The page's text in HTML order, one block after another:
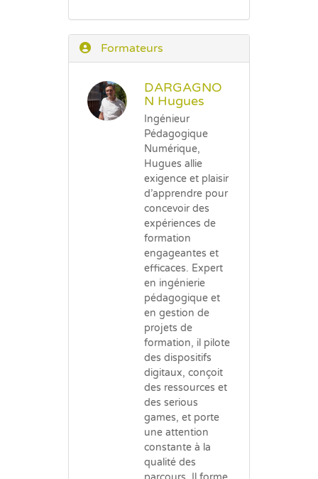
Formateurs
DARGAGNO
N Hugues
Ingénieur
Pédagogique
Numérique,
Hugues allie
exigence et plaisir
d’apprendre pour
concevoir des
expériences de
formation
engageantes et
efficaces. Expert
en ingénierie
pédagogique et
en gestion de
projets de
formation, il pilote
des dispositifs
digitaux, conçoit
des ressources et
des serious
games, et porte
une attention
constante à la
qualité des